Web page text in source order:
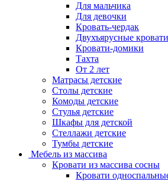
Для мальчика
Для девочки
Кровать-чердак
Двухъярусные кровати
Кровати-домики
Тахта
От 2 лет
Матрасы детские
Столы детские
Комоды детские
Стулья детские
Шкафы для детской
Стеллажи детские
Тумбы детские
Мебель из массива
Кровати из массива сосны
Кровати